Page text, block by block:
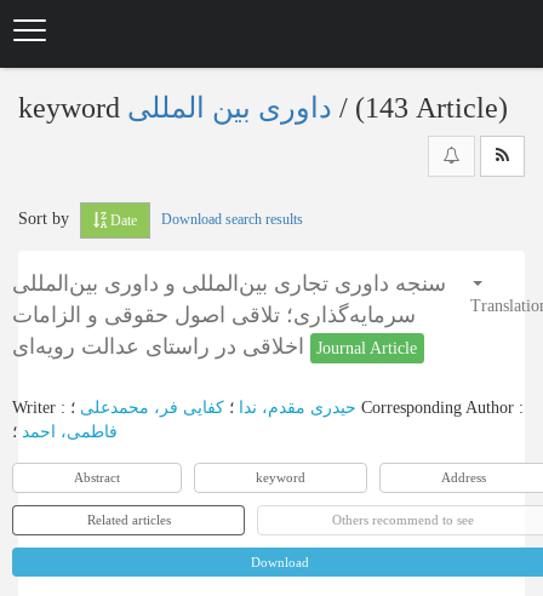
keyword ‎/ (143 Article)
Sort by Date Download search results
سنجه داوری تجاری بین‌المللی و داوری بین‌المللی
سرمایه‌گذاری؛ تلاقی اصول حقوقی و الزامات
Journal Article
Writer : حیدری مقدم، ندا ؛ کفایی فر، محمدعلی Corresponding Author :
فاطمی، احمد ؛
Abstract keyword Address
Related articles Others recommend to see
Download